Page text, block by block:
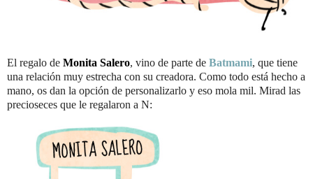
El regalo de Monita Salero, vino de parte de Batmami, que tiene
una relación muy estrecha con su creadora. Como todo está hecho a
mano, os dan la opción de personalizarlo y eso mola mil. Mirad las
precioseces que le regalaron a N: